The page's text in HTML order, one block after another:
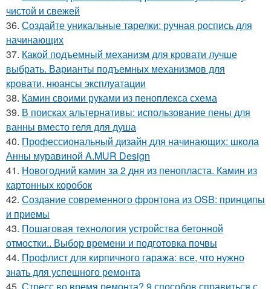
чистой и свежей
36. Создайте уникальные тарелки: ручная роспись для
начинающих
37. Какой подъемный механизм для кровати лучше
выбрать. Варианты подъемных механизмов для
кровати, нюансы эксплуатации
38. Камин своими руками из пеноплекса схема
39. В поисках альтернативы: использование пены для
ванны вместо геля для душа
40. Профессиональный дизайн для начинающих: школа
Анны муравиной A.MUR Design
41. Новогодний камин за 2 дня из пенопласта. Камин из
картонных коробок
42. Создание современного фронтона из OSB: принципы
и приемы
43. Пошаговая технология устройства бетонной
отмостки.. Выбор времени и подготовка почвы
44. Профлист для кирпичного гаража: все, что нужно
знать для успешного ремонта
45. Стресс во время ремонта? 9 способов справиться с